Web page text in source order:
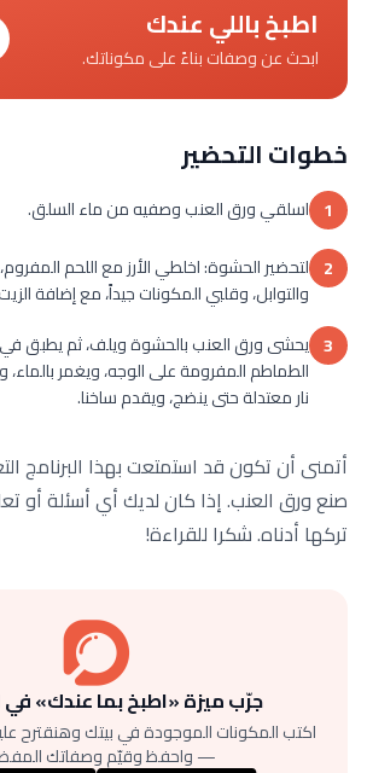
اطبخ باللي عندك
ابحث عن وصفات بناءً على مكوناتك.
خطوات التحضير
1 اسلقي ورق العنب وصفيه من ماء السلق.
2 لتحضير الحشوة: اخلطي الأرز مع اللحم
والتوابل، وقلبي المكونات جيداً، مع إضافة
3 يحشى ورق العنب بالحشوة ويلف، ثم يطبق
الطماطم المفرومة على الوجه، ويغمر
نار معتدلة حتى ينضج، ويقدم ساخنا.
أتمنى أن تكون قد استمتعت بهذا البرنامج
صنع ورق العنب. إذا كان لديك أي أسئلة أو
تركها أدناه. شكرا للقراءة!
جرّب ميزة «اطبخ بما عندك» في
اكتب المكونات الموجودة في بيتك وهنقترح
— واحفظ وقيّم وصفاتك